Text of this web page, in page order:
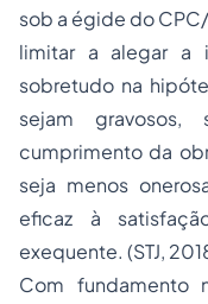
sob a égide do
limitar a alegar a
sobretudo na
sejam gravosos,
cumprimento da
seja menos
eficaz à
exequente. (STJ,
Com fundamento